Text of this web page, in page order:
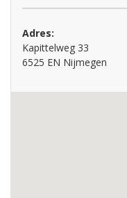
Adres:
Kapittelweg 33
6525 EN Nijmegen